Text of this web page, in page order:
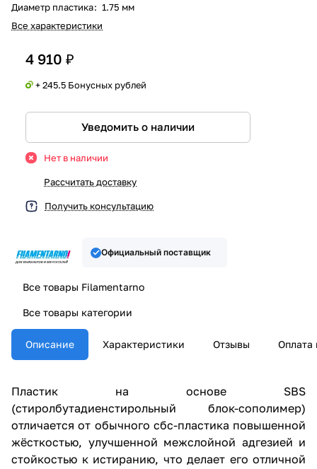
Диаметр пластика: 1.75 мм
Все характеристики
4 910 ₽
+ 245.5 Бонусных рублей
Уведомить о наличии
Нет в наличии
Рассчитать доставку
Получить консультацию
Официальный поставщик
Все товары Filamentarno
Все товары категории
Описание Характеристики Отзывы Оплата
Пластик на основе SBS
(стиролбутадиенстирольный блок-сополимер)
отличается от обычного сбс-пластика повышенной
жёсткостью, улучшенной межслойной адгезией и
стойкостью к истиранию, что делает его отличной